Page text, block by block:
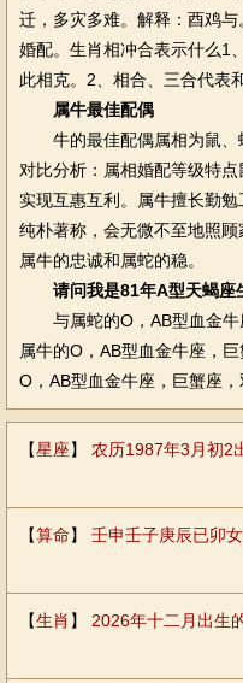
迁，多灾多难。解释：酉鸡
婚配。生肖相冲合表示什么1
此相克。2、相合、三合代表
属牛最佳配偶
牛的最佳配偶属相为鼠、
对比分析：属相婚配等级特
实现互惠互利。属牛擅长勤
纯朴著称，会无微不至地照顾
属牛的忠诚和属蛇的稳。
请问我是81年A型天蝎座
与属蛇的O，AB型血金牛
属牛的O，AB型血金牛座，
O，AB型血金牛座，巨蟹座，
【星座】 农历1987年3月初2
【算命】 壬申壬子庚辰已卯
【生肖 】 2026年十二月出生